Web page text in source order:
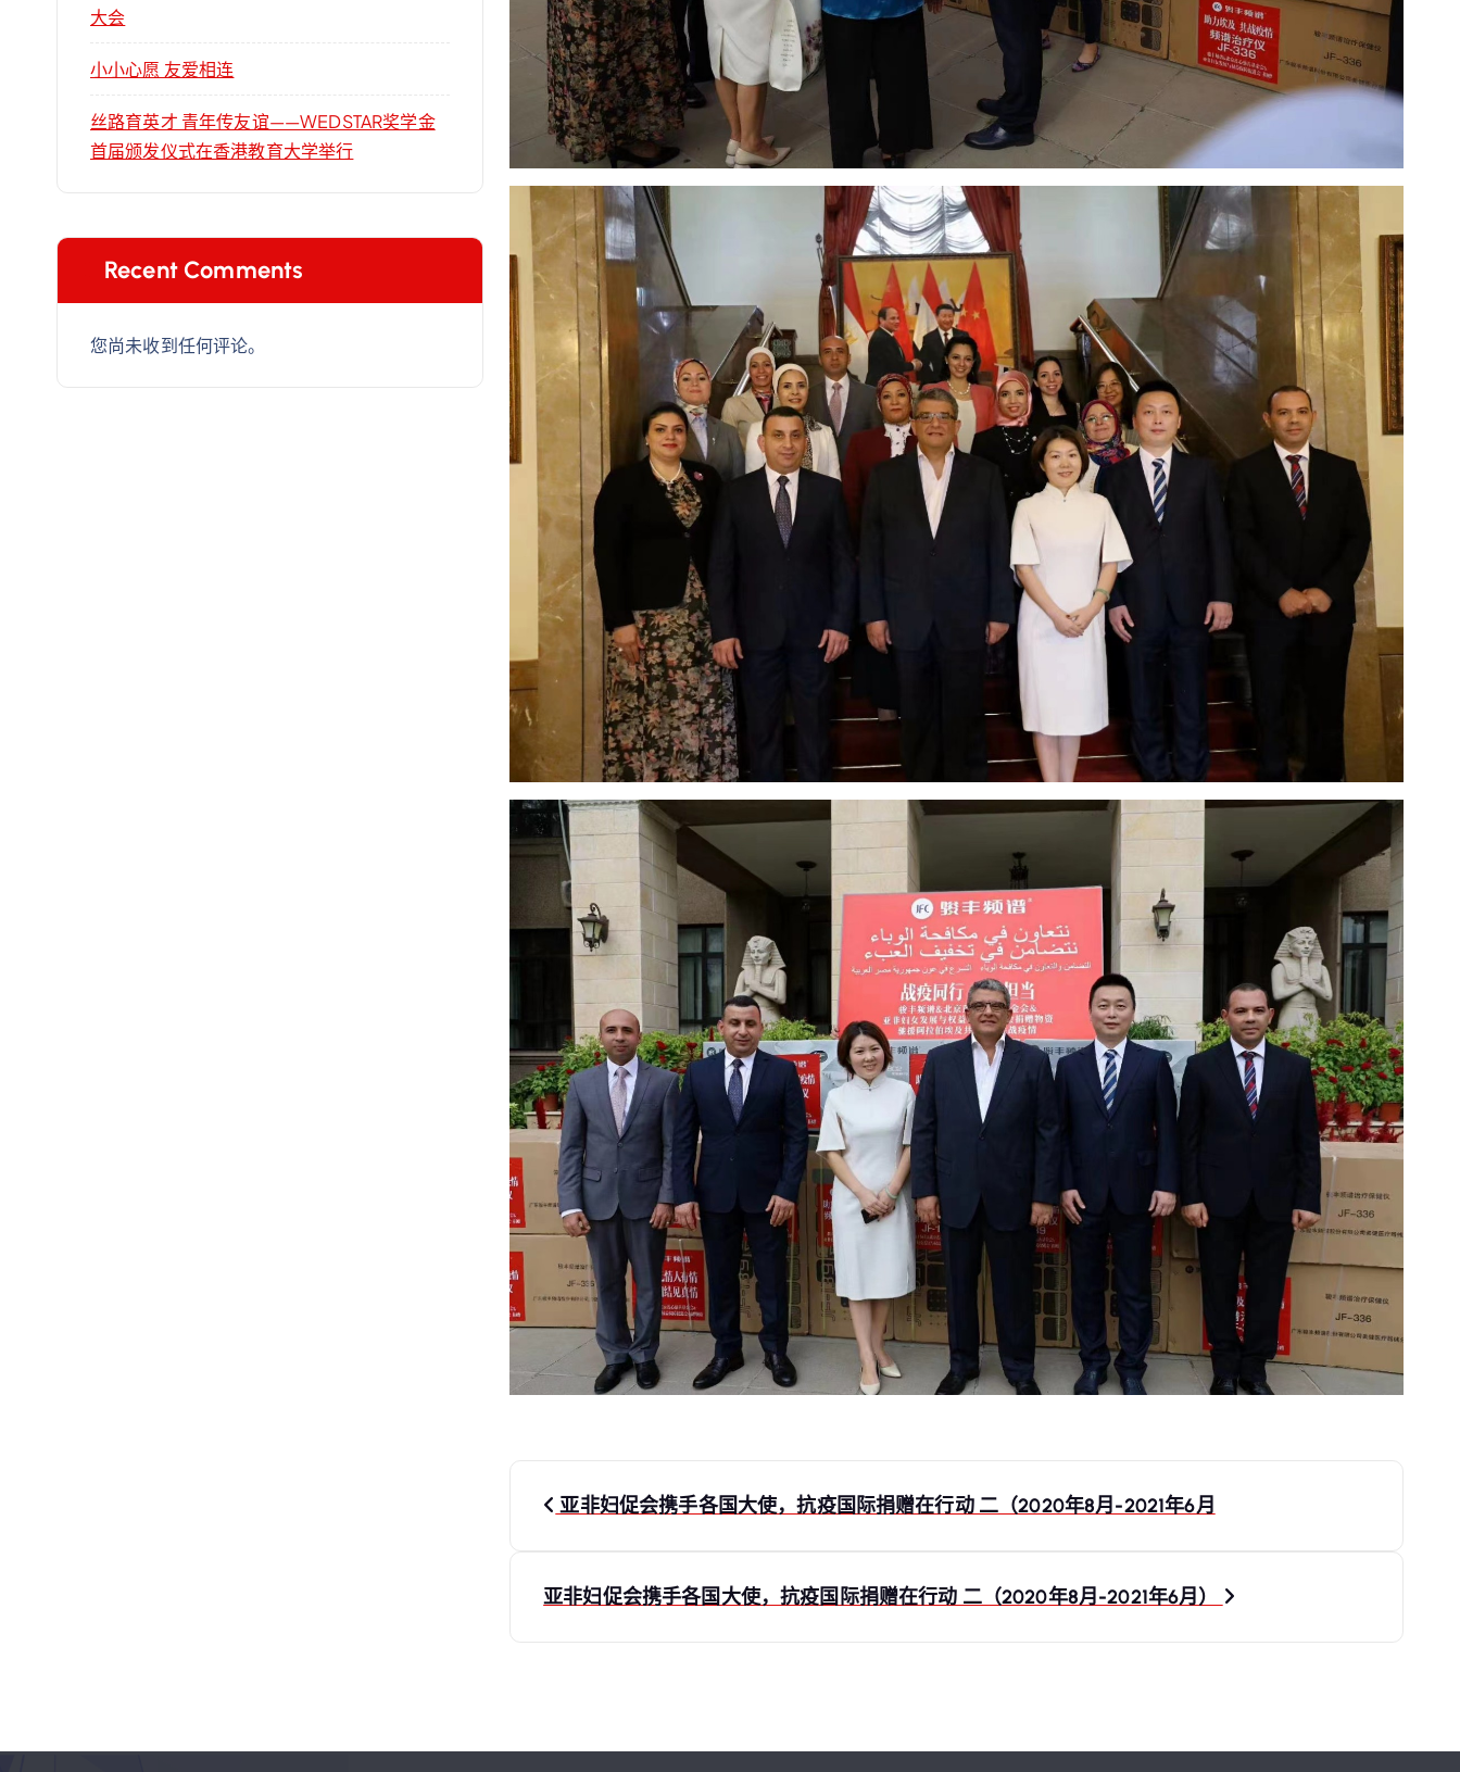
大会
小小心愿 友爱相连
丝路育英才 青年传友谊——WEDSTAR奖学金
首届颁发仪式在香港教育大学举行
Recent Comments
您尚未收到任何评论。
文
导
亚非妇促会携手各国大使，抗疫国际捐赠在行动 二（2020年8月-2021年6月
亚非妇促会携手各国大使，抗疫国际捐赠在行动 二（2020年8月-2021年6月）